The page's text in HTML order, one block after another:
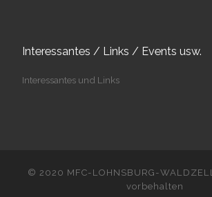
Interessantes / Links / Events usw.
Interessantes und Links
© 2020 MFC-LOHNSBURG-WALDZELL
vorbehalten